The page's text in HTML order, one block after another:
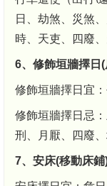
日、劫煞、災煞
時、天吏、四廢
6、修飾垣牆擇日
修飾垣牆擇日宜：
修飾垣牆擇日忌
刑、月厭、四廢
7、安床(移動床鋪